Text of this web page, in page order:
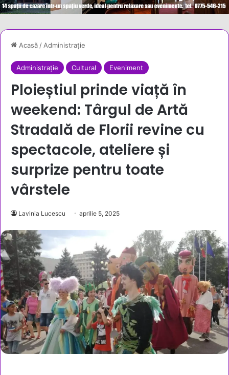
Acasă/Administrație
Administrație Cultural Eveniment
Ploieștiul prinde viață în
weekend: Târgul de Artă
Stradală de Florii revine cu
spectacole, ateliere și
surprize pentru toate
vârstele
Lavinia Lucescu aprilie 5, 2025